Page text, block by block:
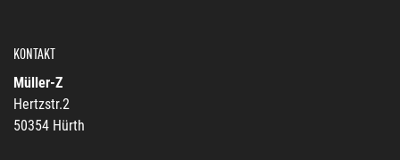
KONTAKT
Müller-Z
Hertzstr.2
50354 Hürth